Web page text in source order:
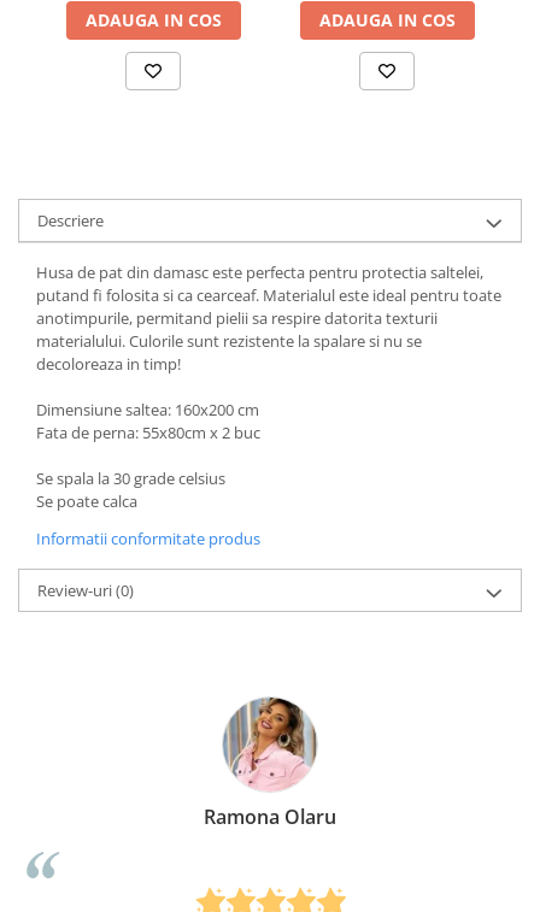
ADAUGA IN COS ADAUGA IN COS
Descriere
Husa de pat din damasc este perfecta pentru protectia saltelei,
putand fi folosita si ca cearceaf. Materialul este ideal pentru toate
anotimpurile, permitand pielii sa respire datorita texturii
materialului. Culorile sunt rezistente la spalare si nu se
decoloreaza in timp!
Dimensiune saltea: 160x200 cm
Fata de perna: 55x80cm x 2 buc
Se spala la 30 grade celsius
Se poate calca
Informatii conformitate produs
Review-uri(0)
Ramona Olaru